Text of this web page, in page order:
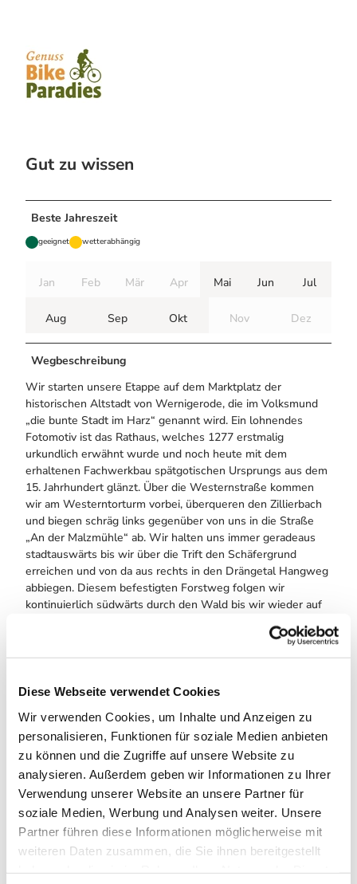
Diese Webseite verwendet Cookies
Wir verwenden Cookies, um Inhalte und Anzeigen zu
personalisieren, Funktionen für soziale Medien anbieten
zu können und die Zugriffe auf unsere Website zu
analysieren. Außerdem geben wir Informationen zu Ihrer
Verwendung unserer Website an unsere Partner für
soziale Medien, Werbung und Analysen weiter. Unsere
Partner führen diese Informationen möglicherweise mit
weiteren Daten zusammen, die Sie ihnen bereitgestellt
Gut zu wissen
Beste Jahreszeit
geeignet wetterabhängig
Jan Feb Mär Apr Mai Jun Jul
Aug Sep Okt Nov Dez
Wegbeschreibung
Wir starten unsere Etappe auf dem Marktplatz der
historischen Altstadt von Wernigerode, die im Volksmund
„die bunte Stadt im Harz“ genannt wird. Ein lohnendes
Fotomotiv ist das Rathaus, welches 1277 erstmalig
urkundlich erwähnt wurde und noch heute mit dem
erhaltenen Fachwerkbau spätgotischen Ursprungs aus dem
15. Jahrhundert glänzt. Über die Westernstraße kommen
wir am Westerntorturm vorbei, überqueren den Zillierbach
und biegen schräg links gegenüber von uns in die Straße
„An der Malzmühle“ ab. Wir halten uns immer geradeaus
stadtauswärts bis wir über die Trift den Schäfergrund
erreichen und von da aus rechts in den Drängetal Hangweg
abbiegen. Diesem befestigten Forstweg folgen wir
kontinuierlich südwärts durch den Wald bis wir wieder auf
den Zillierbach treffen und diesem bis nach Drei Annen
Hohne folgen. Wir fahren direkt am Bahnhof der Harzer
Schmalspurbahn entlang. Hier befindet sich eine Haltestelle
ihren Weg auf den höchsten Berg Norddeutschlands bahnt
etwas Glück können wir eine der historischen
Schmalspurbahnen beobachten. Ein Abstecher zum etwa
800 Meter entfernten Natur-Erlebniszentrum HohneHof mit
Löwenzahn-Entdeckerpfad und kleinem Café lohnt sich. Es
bietet Kindern und Erwachsenen zahlreiche Möglichkeiten,
die Natur zu erleben, zu entdecken und zu genießen. Ein
Stück folgen wir der L100, bevor wir die Bahnschienen
überqueren und nach links in den Sachshäusweg einbiegen.
Diesem folgen wir bis zur Kreuzung mit der Alten
Heerstraße. Hier halten wir uns links und lassen uns vom